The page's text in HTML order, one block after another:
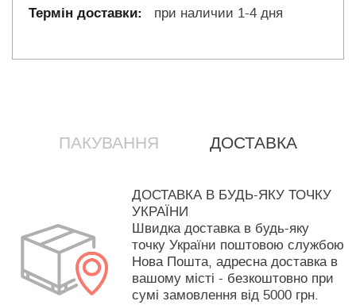
при наличии 1-4 дня
ПАКУВАННЯ ДОСТАВКА
ДОСТАВКА В БУДЬ-ЯКУ ТОЧКУ
УКРАЇНИ
Швидка доставка в будь-яку
точку України поштовою службою
Нова Пошта, адресна доставка в
вашому місті - безкоштовно при
сумі замовлення від 5000 грн.